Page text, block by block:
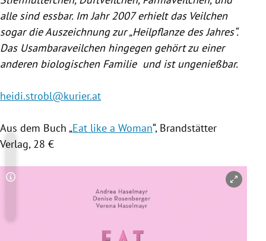
alle sind essbar. Im Jahr 2007 erhielt das Veilchen
sogar die Auszeichnung zur „Heilpflanze des Jahres“.
Das Usambaraveilchen hingegen gehört zu einer
anderen biologischen Familie und ist ungenießbar.
heidi.strobl@kurier.at
Aus dem Buch „Eat like a Woman“, Brandstätter
Verlag, 28 €
Copyright-Hinweis öffnen/schließen